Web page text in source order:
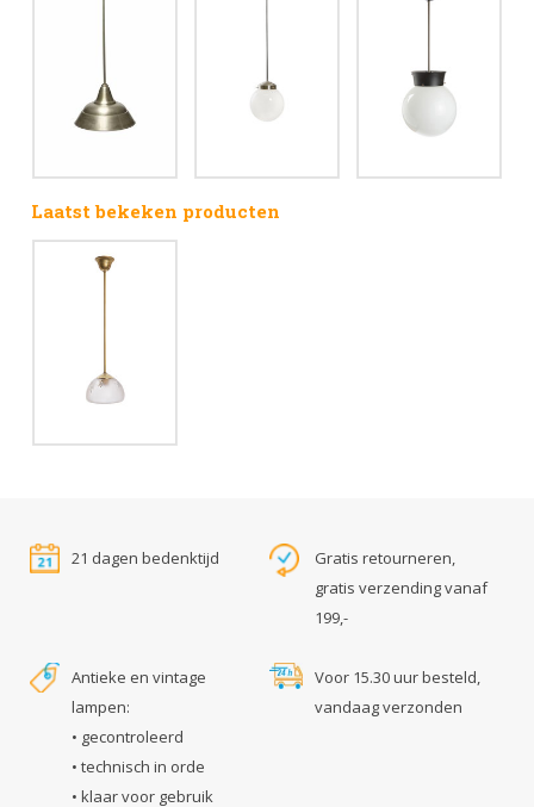
Laatst bekeken producten
21 dagen bedenktijd
Gratis retourneren,
gratis verzending vanaf
199,-
Antieke en vintage
lampen:
• gecontroleerd
• technisch in orde
• klaar voor gebruik
Voor 15.30 uur besteld,
vandaag verzonden